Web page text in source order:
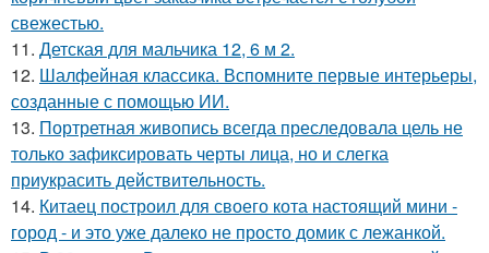
свежестью.
11. Детская для мальчика 12, 6 м 2.
12. Шалфейная классика. Вспомните первые интерьеры,
созданные с помощью ИИ.
13. Портретная живопись всегда преследовала цель не
только зафиксировать черты лица, но и слегка
приукрасить действительность.
14. Китаец построил для своего кота настоящий мини -
город - и это уже далеко не просто домик с лежанкой.